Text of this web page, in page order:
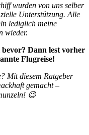
wurden von uns selber
Unterstützung. Alle
lediglich meine
wieder.
Dann lest vorher
Flugreise!
Mit diesem Ratgeber
gemacht –
😉